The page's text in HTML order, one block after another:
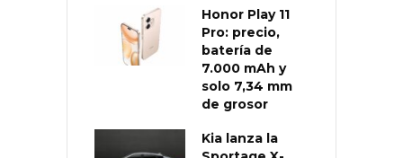
Honor Play 11
Pro: precio,
batería de
7.000 mAh y
solo 7,34 mm
de grosor
Kia lanza la